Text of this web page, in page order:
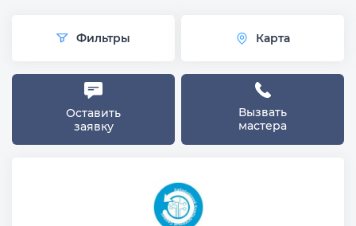
Фильтры Карта
Оставить
заявку
Вызвать
мастера